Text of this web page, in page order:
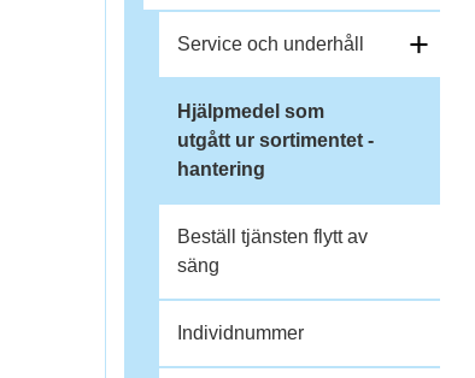
p
ä
i
o
p
Service och underhåll +
Hjälpmedel som
utgått ur sortimentet -
hantering
Beställ tjänsten flytt av
säng
Individnummer